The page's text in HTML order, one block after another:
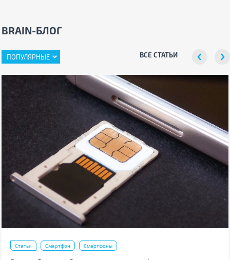
BRAIN-БЛОГ
ПОПУЛЯРНЫЕ ВСЕ СТАТЬИ
Статьи Смартфон Смартфоны